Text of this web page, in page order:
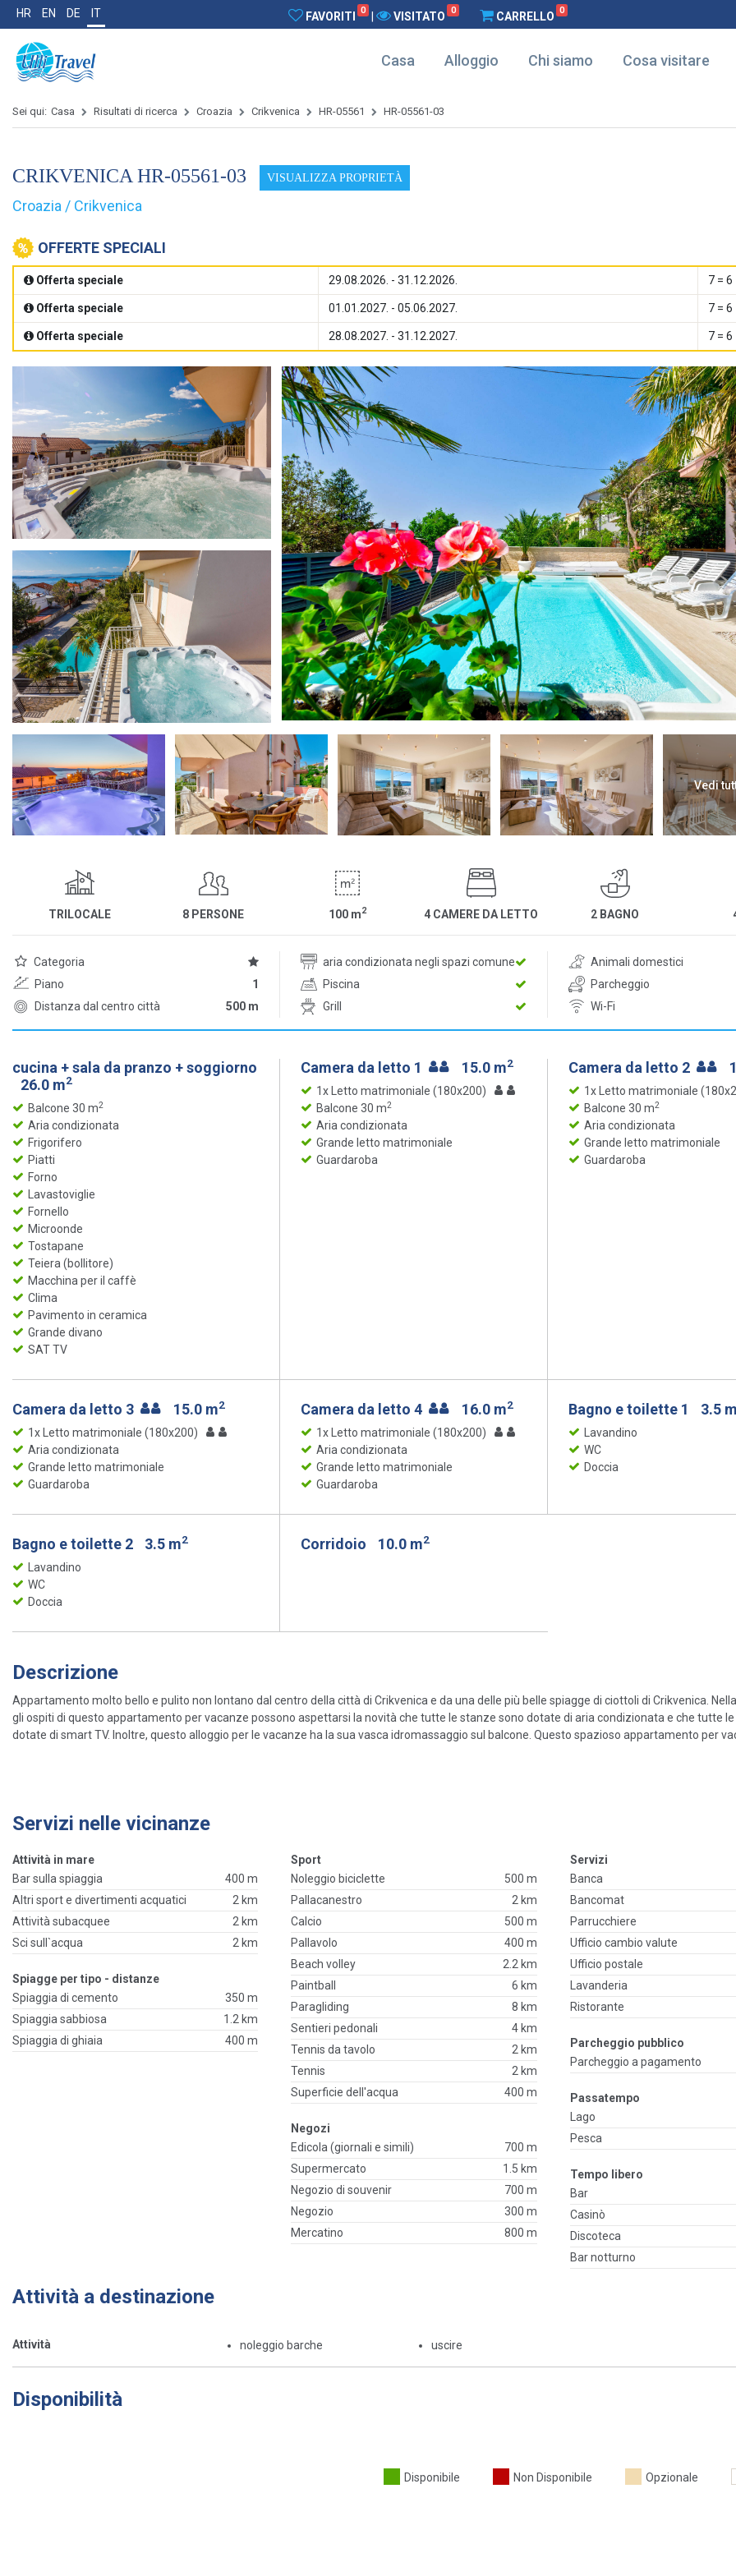
HR EN DE IT FAVORITI 0 VISITATO 0 CARRELLO 0
Casa Alloggio Chi siamo Cosa visitare
Sei qui: Casa Risultati di ricerca Croazia Crikvenica HR-05561 HR-05561-03
CRIKVENICA HR-05561-03 VISUALIZZA PROPRIETÀ
Croazia / Crikvenica
OFFERTE SPECIALI
Offerta speciale 29.08.2026. - 31.12.2026. 7 = 6
Offerta speciale 01.01.2027. - 05.06.2027. 7 = 6
Offerta speciale 28.08.2027. - 31.12.2027. 7 = 6
Vedi
TRILOCALE 8 PERSONE 100 m2 4 CAMERE DA LETTO 2 BAGNO
Categoria aria condizionata negli spazi comune
Animali domestici
Piano
1 Piscina
Parcheggio
Distanza dal centro città
500 m Grill Wi-Fi
cucina + sala da pranzo + soggiorno
26.0 m2
Balcone 30 m2
Aria condizionata
Frigorifero
Piatti
Forno
Lavastoviglie
Fornello
Microonde
Tostapane
Teiera (bollitore)
Macchina per il caffè
Clima
Pavimento in ceramica
Grande divano
SAT TV
Camera da letto 1 15.0 m2
1x Letto matrimoniale (180x200)
Balcone 30 m2
Aria condizionata
Grande letto matrimoniale
Guardaroba
Camera da letto 2
1x Letto matrimoniale
Balcone 30 m2
Aria condizionata
Grande letto matrimoniale
Guardaroba
Camera da letto 3 15.0 m2
1x Letto matrimoniale (180x200)
Aria condizionata
Grande letto matrimoniale
Guardaroba
Camera da letto 4 16.0 m2
1x Letto matrimoniale (180x200)
Aria condizionata
Grande letto matrimoniale
Guardaroba
Bagno e toilette 1 3.5
Lavandino
WC
Doccia
Bagno e toilette 2 3.5 m2
Lavandino
WC
Doccia
Corridoio 10.0 m2
Descrizione
Appartamento molto bello e pulito non lontano dal centro della città di Crikvenica e da una delle più belle spiagge di ciottoli di Crikvenica.
gli ospiti di questo appartamento per vacanze possono aspettarsi la novità che tutte le stanze sono dotate di aria condizionata e che tutte
dotate di smart TV. Inoltre, questo alloggio per le vacanze ha la sua vasca idromassaggio sul balcone. Questo spazioso appartamento per
Servizi nelle vicinanze
Attività in mare
Bar sulla spiaggia
400 m
Altri sport e divertimenti acquatici
2 km
Attività subacquee
2 km
Sci sull`acqua
2 km
Spiagge per tipo - distanze
Spiaggia di cemento
350 m
Spiaggia sabbiosa
1.2 km
Spiaggia di ghiaia
400 m
Sport
Noleggio biciclette
500 m
Pallacanestro
2 km
Calcio
500 m
Pallavolo
400 m
Beach volley
2.2 km
Paintball
6 km
Paragliding
8 km
Sentieri pedonali
4 km
Tennis da tavolo
2 km
Tennis
2 km
Superficie dell'acqua
400 m
Negozi
Edicola (giornali e simili)
700 m
Supermercato
1.5 km
Negozio di souvenir
700 m
Negozio
300 m
Mercatino
800 m
Servizi
Banca
Bancomat
Parrucchiere
Ufficio cambio valute
Ufficio postale
Lavanderia
Ristorante
Parcheggio pubblico
Parcheggio a pagamento
Passatempo
Lago
Pesca
Tempo libero
Bar
Casinò
Discoteca
Bar notturno
Attività a destinazione
Attività noleggio barche uscire
Disponibilità
Disponibile Non Disponibile Opzionale